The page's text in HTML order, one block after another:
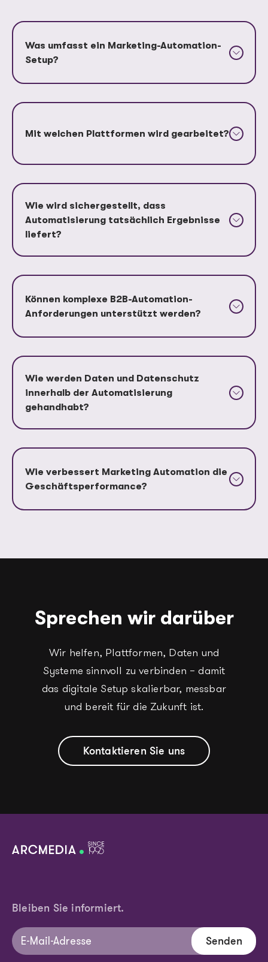
Was umfasst ein Marketing-Automation-
Setup?
Mit welchen Plattformen wird gearbeitet?
Wie wird sichergestellt, dass
Automatisierung tatsächlich Ergebnisse
liefert?
Können komplexe B2B-Automation-
Anforderungen unterstützt werden?
Wie werden Daten und Datenschutz
innerhalb der Automatisierung
gehandhabt?
Wie verbessert Marketing Automation die
Geschäftsperformance?
Sprechen wir darüber
Wir helfen, Plattformen, Daten und
Systeme sinnvoll zu verbinden – damit
das digitale Setup skalierbar, messbar
und bereit für die Zukunft ist.
Kontaktieren Sie uns
Bleiben Sie informiert.
Senden